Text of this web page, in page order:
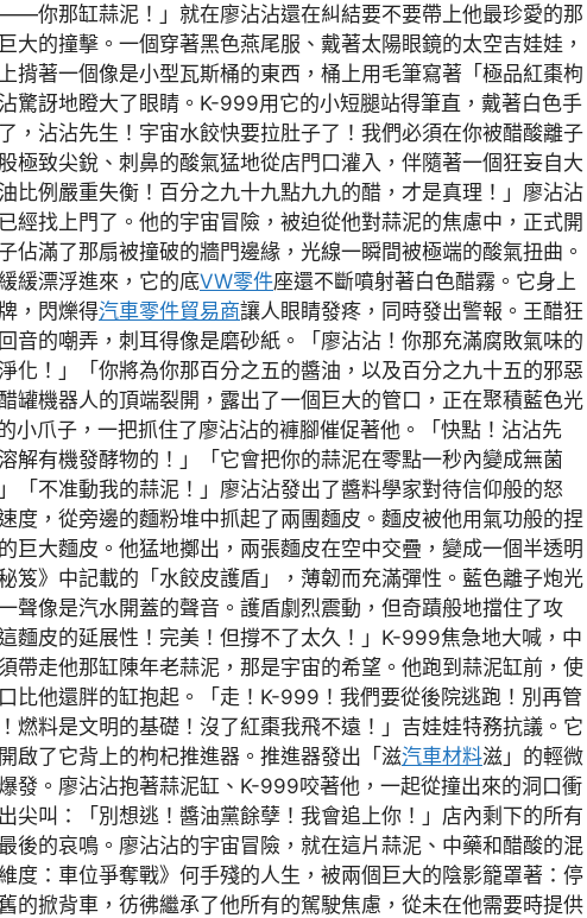
你那缸蒜泥！」就在廖沾沾還在糾結要不要帶上他最珍愛的那
大的撞擊。一個穿著黑色燕尾服、戴著太陽眼鏡的太空吉娃娃，
揹著一個像是小型瓦斯桶的東西，桶上用毛筆寫著「極品紅棗枸
訝地瞪大了眼睛。K-999用它的小短腿站得筆直，戴著白色手
，沾沾先生！宇宙水餃快要拉肚子了！我們必須在你被醋酸離子
極致尖銳、刺鼻的酸氣猛地從店門口灌入，伴隨著一個狂妄自大
比例嚴重失衡！百分之九十九點九九的醋，才是真理！」廖沾沾
經找上門了。他的宇宙冒險，被迫從他對蒜泥的焦慮中，正式開
佔滿了那扇被撞破的牆門邊緣，光線一瞬間被極端的酸氣扭曲。
緩漂浮進來，它的底VW零件座還不斷噴射著白色醋霧。它身上
，閃爍得汽車零件貿易商讓人眼睛發疼，同時發出警報。王醋狂
音的嘲弄，刺耳得像是磨砂紙。「廖沾沾！你那充滿腐敗氣味的
化！」「你將為你那百分之五的醬油，以及百分之九十五的邪惡
罐機器人的頂端裂開，露出了一個巨大的管口，正在聚積藍色光
小爪子，一把抓住了廖沾沾的褲腳催促著他。「快點！沾沾先
解有機發酵物的！」「它會把你的蒜泥在零點一秒內變成無菌
「不准動我的蒜泥！」廖沾沾發出了醬料學家對待信仰般的怒
度，從旁邊的麵粉堆中抓起了兩團麵皮。麵皮被他用氣功般的捏
巨大麵皮。他猛地擲出，兩張麵皮在空中交疊，變成一個半透明
笈》中記載的「水餃皮護盾」，薄韌而充滿彈性。藍色離子炮光
聲像是汽水開蓋的聲音。護盾劇烈震動，但奇蹟般地擋住了攻
麵皮的延展性！完美！但撐不了太久！」K-999焦急地大喊，中
帶走他那缸陳年老蒜泥，那是宇宙的希望。他跑到蒜泥缸前，使
比他還胖的缸抱起。「走！K-999！我們要從後院逃跑！別再管
燃料是文明的基礎！沒了紅棗我飛不遠！」吉娃娃特務抗議。它
啟了它背上的枸杞推進器。推進器發出「滋汽車材料滋」的輕微
發。廖沾沾抱著蒜泥缸、K-999咬著他，一起從撞出來的洞口衝
尖叫：「別想逃！醬油黨餘孽！我會追上你！」店內剩下的所有
後的哀鳴。廖沾沾的宇宙冒險，就在這片蒜泥、中藥和醋酸的混
度：車位爭奪戰》何手殘的人生，被兩個巨大的陰影籠罩著：停
的掀背車，彷彿繼承了他所有的駕駛焦慮，從未在他需要時提供